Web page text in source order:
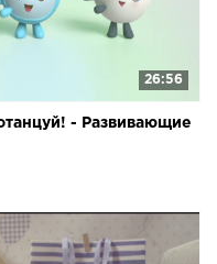
26:56
- Развивающие